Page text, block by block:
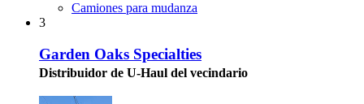
Camiones para mudanza
3
Garden Oaks Specialties
Distribuidor de U-Haul del vecindario